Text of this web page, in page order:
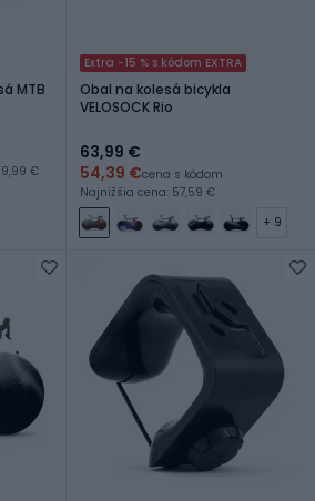
MTB
€
Extra -15 % s kódom EXTRA
Obal na kolesá bicykla
VELOSOCK Rio
63,99 €
54,39 €cena s kódom
Najnižšia cena: 57,59 €
+ 9